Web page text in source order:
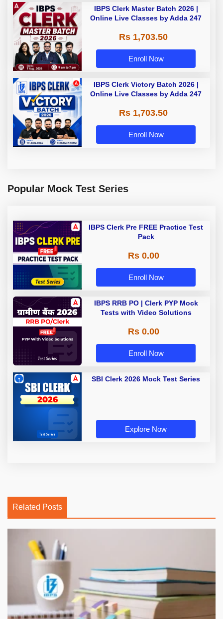
IBPS Clerk Master Batch 2026 |
Online Live Classes by Adda 247
Rs 1,703.50
Enroll Now
IBPS Clerk Victory Batch 2026 |
Online Live Classes by Adda 247
Rs 1,703.50
Enroll Now
Popular Mock Test Series
IBPS Clerk Pre FREE Practice Test
Pack
Rs 0.00
Enroll Now
IBPS RRB PO | Clerk PYP Mock
Tests with Video Solutions
Rs 0.00
Enroll Now
SBI Clerk 2026 Mock Test Series
Explore Now
Related Posts